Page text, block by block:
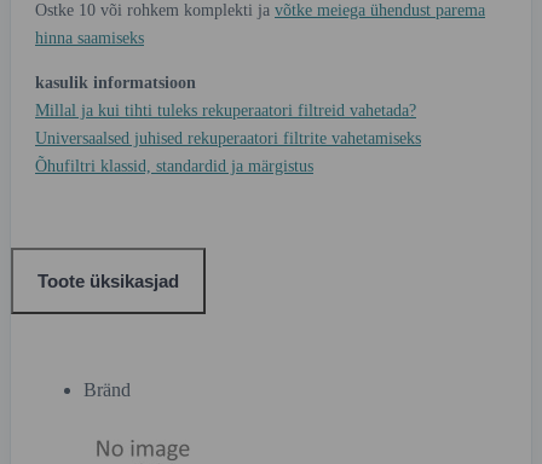
Ostke 10 või rohkem komplekti ja võtke meiega ühendust parema
hinna saamiseks
kasulik informatsioon
Millal ja kui tihti tuleks rekuperaatori filtreid vahetada?
Universaalsed juhised rekuperaatori filtrite vahetamiseks
Õhufiltri klassid, standardid ja märgistus
Toote üksikasjad
Bränd